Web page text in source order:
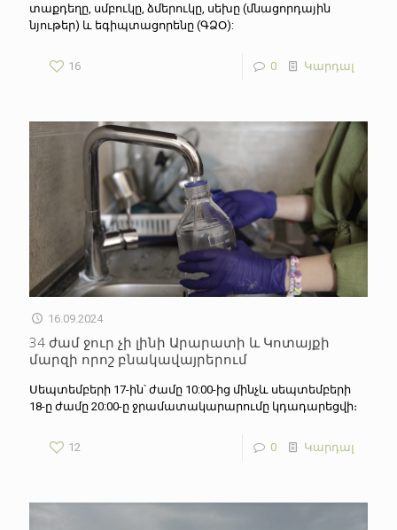
տաքդեղը, սմբուկը, ձմերուկը, սեխը (մնացորդային
նյութեր) և եգիպտացորենը (ԳՁՕ):
16 0 Կարդալ
16.09.2024
34 ժամ ջուր չի լինի Արարատի և Կոտայքի
մարզի որոշ բնակավայրերում
Սեպտեմբերի 17-ին՝ ժամը 10:00-ից մինչև սեպտեմբերի
18-ը ժամը 20:00-ը ջրամատակարարումը կդադարեցվի։
12 0 Կարդալ